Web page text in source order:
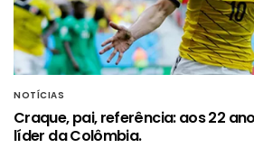
NOTÍCIAS
Craque, pai, referência: aos 22
líder da Colômbia.